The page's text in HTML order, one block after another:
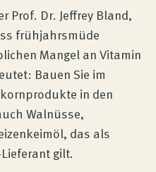
Prof. Dr. Jeffrey Bland,
frühjahrsmüde
Mangel an Vitamin
Bauen Sie im
in den
Walnüsse,
das als
gilt.